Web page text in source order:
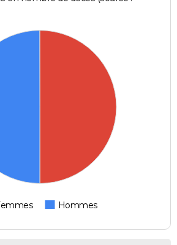
Hommes